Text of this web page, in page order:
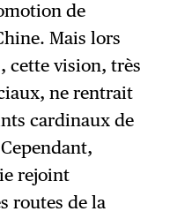
de
Mais lors
cette vision, très
ne rentrait
cardinaux de
rejoint
routes de la